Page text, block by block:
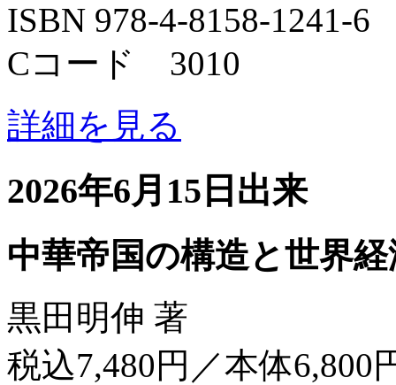
ISBN 978-4-8158-1241-6
Cコード 3010
詳細を見る
2026年6月15日出来
中華帝国の構造と世界
黒田明伸 著
税込7,480円／本体6,800